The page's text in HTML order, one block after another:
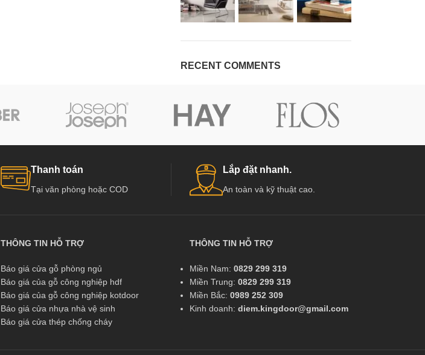
RECENT COMMENTS
Thanh toán
Tại văn phòng hoặc COD
Lắp đặt nhanh.
An toàn và kỹ thuật cao.
THÔNG TIN HỖ TRỢ
Báo giá cửa gỗ phòng ngủ
Báo giá của gỗ công nghiệp hdf
Báo giá của gỗ công nghiệp kotdoor
Báo giá cửa nhựa nhà vệ sinh
Báo giá cửa thép chống cháy
THÔNG TIN HỖ TRỢ
Miền Nam: 0829 299 319
Miền Trung: 0829 299 319
Miền Bắc: 0989 252 309
Kinh doanh: diem.kingdoor@gmail.com